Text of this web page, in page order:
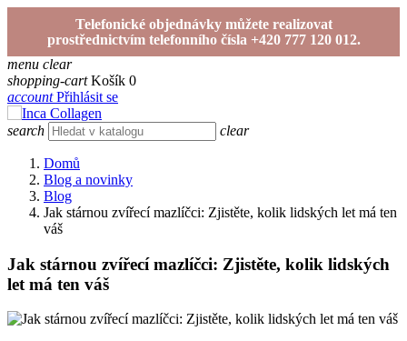
Telefonické objednávky můžete realizovat
prostřednictvím telefonního čísla +420 777 120 012.
menu clear
shopping-cart Košík 0
account Přihlásit se
search clear
Domů
Blog a novinky
Blog
Jak stárnou zvířecí mazlíčci: Zjistěte, kolik lidských let má ten
váš
Jak stárnou zvířecí mazlíčci: Zjistěte, kolik lidských
let má ten váš